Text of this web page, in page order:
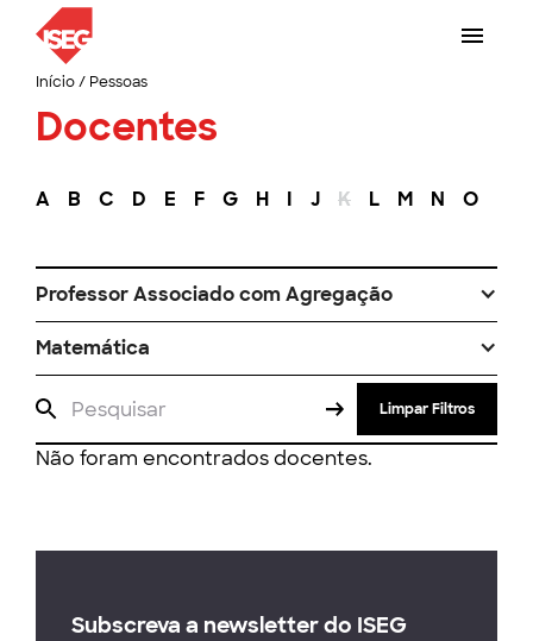
Início/ Pessoas
Docentes
A B C D E F G H I J K L M N O
Professor Associado com Agregação
Matemática
Limpar Filtros
Não foram encontrados docentes.
Subscreva a newsletter do ISEG